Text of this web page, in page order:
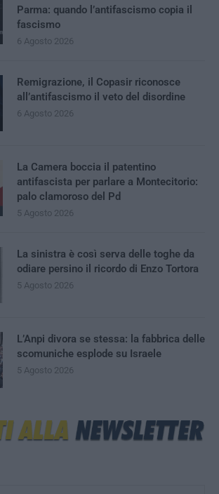
Parma: quando l’antifascismo copia il
fascismo
6 Agosto 2026
Remigrazione, il Copasir riconosce
all’antifascismo il veto del disordine
6 Agosto 2026
La Camera boccia il patentino
antifascista per parlare a Montecitorio:
palo clamoroso del Pd
5 Agosto 2026
La sinistra è così serva delle toghe da
odiare persino il ricordo di Enzo Tortora
5 Agosto 2026
L’Anpi divora se stessa: la fabbrica delle
scomuniche esplode su Israele
5 Agosto 2026